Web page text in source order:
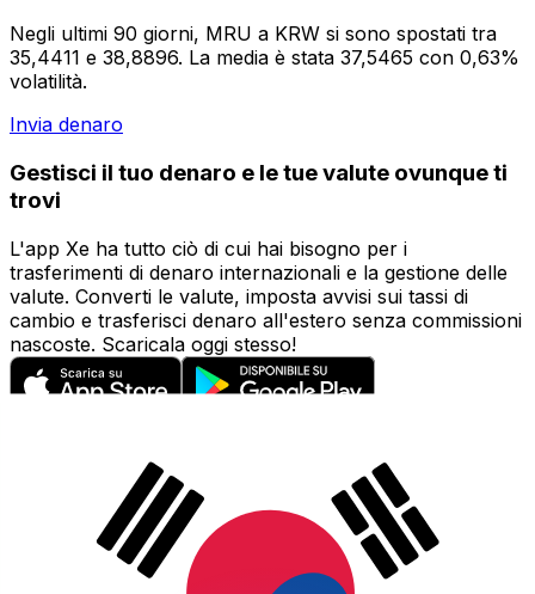
Negli ultimi 90 giorni, MRU a KRW si sono spostati tra
35,4411 e 38,8896. La media è stata 37,5465 con 0,63%
volatilità.
Invia denaro
Gestisci il tuo denaro e le tue valute ovunque ti
trovi
L'app Xe ha tutto ciò di cui hai bisogno per i
trasferimenti di denaro internazionali e la gestione delle
valute. Converti le valute, imposta avvisi sui tassi di
cambio e trasferisci denaro all'estero senza commissioni
nascoste. Scaricala oggi stesso!